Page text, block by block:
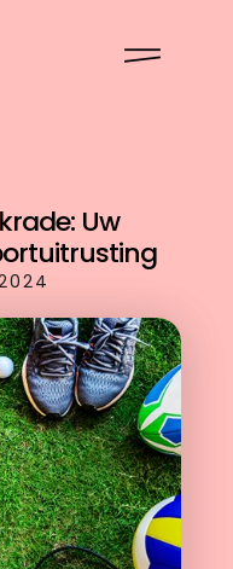
Uw